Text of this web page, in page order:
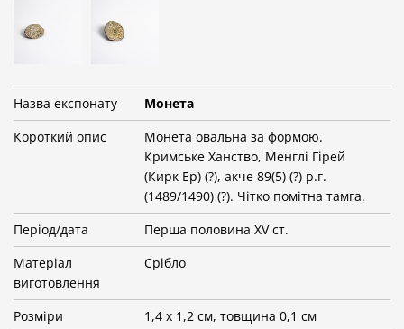
Назва експонату
Монета
Короткий опис
Монета овальна за формою.
Кримське Ханство, Менглі Гірей
(Кирк Ер) (?), акче 89(5) (?) р.г.
(1489/1490) (?). Чітко помітна тамга.
Період/дата
Перша половина XV ст.
Матеріал
виготовлення
Срібло
Розміри
1,4 х 1,2 см, товщина 0,1 см